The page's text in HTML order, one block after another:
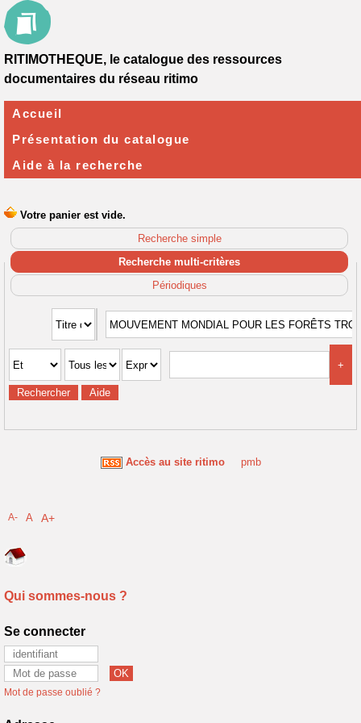
Recherche simple
Recherche multi-critères
Périodiques
Accès au site ritimo pmb
RITIMOTHEQUE, le catalogue des ressources
documentaires du réseau ritimo
Accueil
Présentation du catalogue
Aide à la recherche
A- A A+
Qui sommes-nous ?
Se connecter
Mot de passe oublié ?